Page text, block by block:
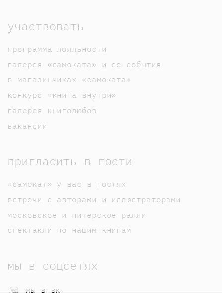
участвовать
программа лояльности
галерея «самоката» и ее события
в магазинчиках «самоката»
конкурс «книга внутри»
галерея книголюбов
вакансии
пригласить в гости
«самокат» у вас в гостях
встречи с авторами и иллюстраторами
московское и питерское ралли
спектакли по нашим книгам
мы в соцсетях
мы в вк